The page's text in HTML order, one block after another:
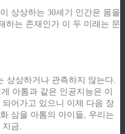
상상하는 30세기 인간은 몸을
하는 존재인가 이 두 미래는 문
상상하거나 관측하지 않는다.
아톰과 같은 인공지능은 이
어가고 있으니 이제 다음 장
삼을 아톰의 아이들, 우리는
금.